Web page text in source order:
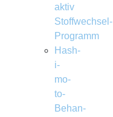
aktiv
Stoffwechsel-
Programm
Hash­­
i­­
mo­­
to-
Behan­